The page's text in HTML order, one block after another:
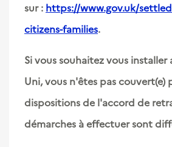
sur : https://www.gov.uk/
citizens-families.
Si vous souhaitez vous installer
Uni, vous n'êtes pas couvert(e)
dispositions de l'accord de
démarches à effectuer sont